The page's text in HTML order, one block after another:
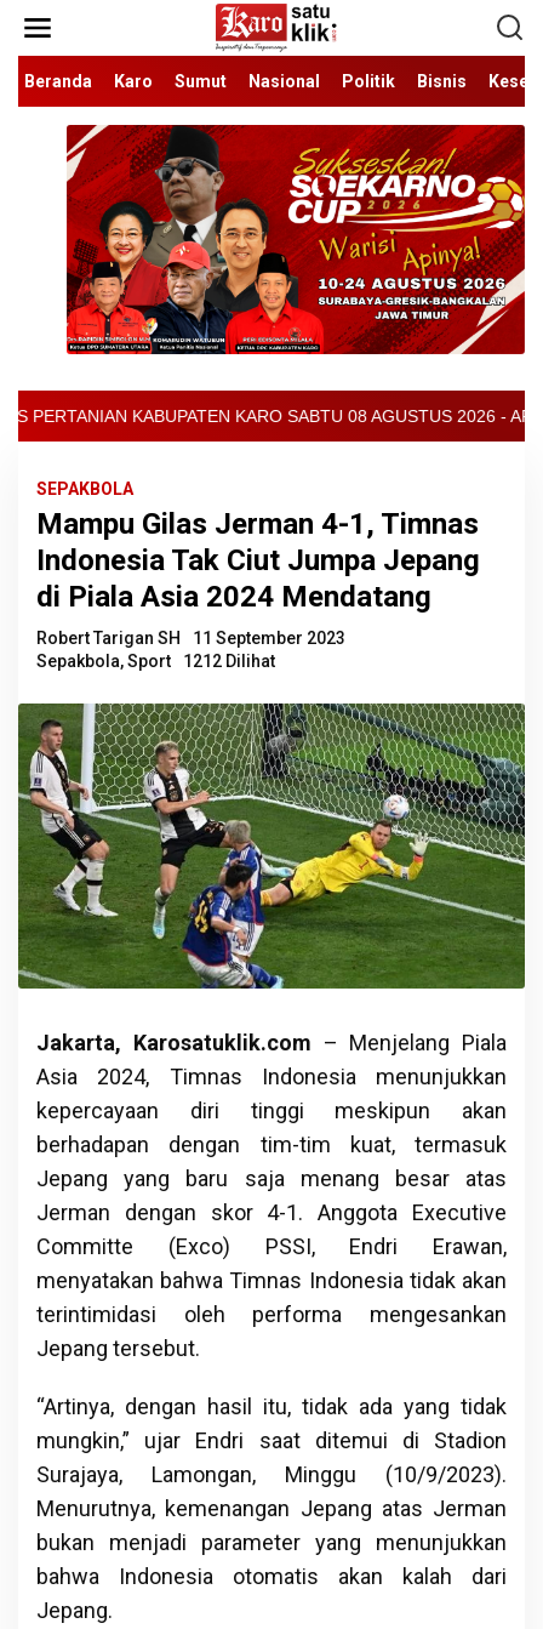
konten
Beranda
Karo Sumut Nasional Politik Bisnis
KARO SABTU 08 AGUSTUS 2026 - ARCIS BERASTAGI :
SEPAKBOLA
Mampu Gilas Jerman 4-1, Timnas
Indonesia Tak Ciut Jumpa Jepang
di Piala Asia 2024 Mendatang
Robert Tarigan SH
11 September 2023
Sepakbola,Sport 1212 Dilihat
Jakarta, Karosatuklik.com – Menjelang Piala
Asia 2024, Timnas Indonesia menunjukkan
kepercayaan diri tinggi meskipun akan
berhadapan dengan tim-tim kuat, termasuk
Jepang yang baru saja menang besar atas
Jerman dengan skor 4-1. Anggota Executive
Committe (Exco) PSSI, Endri Erawan,
menyatakan bahwa Timnas Indonesia tidak akan
terintimidasi oleh performa mengesankan
Jepang tersebut.
“Artinya, dengan hasil itu, tidak ada yang tidak
mungkin,” ujar Endri saat ditemui di Stadion
Surajaya, Lamongan, Minggu (10/9/2023).
Menurutnya, kemenangan Jepang atas Jerman
bukan menjadi parameter yang menunjukkan
bahwa Indonesia otomatis akan kalah dari
Jepang.